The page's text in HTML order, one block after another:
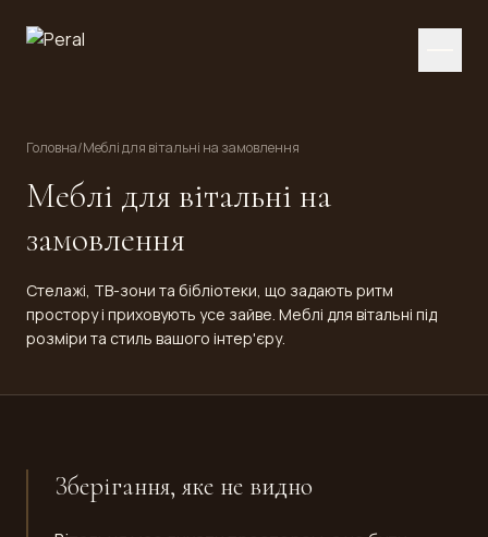
Головна/Меблі для вітальні на замовлення
Меблі для вітальні на
замовлення
Стелажі, ТВ-зони та бібліотеки, що задають ритм
простору і приховують усе зайве. Меблі для вітальні під
розміри та стиль вашого інтер'єру.
Зберігання, яке не видно